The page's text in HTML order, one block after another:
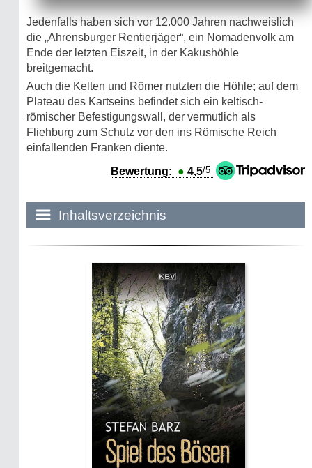
Jedenfalls haben sich vor 12.000 Jahren nachweislich
die „Ahrensburger Rentierjäger“, ein Nomadenvolk am
Ende der letzten Eiszeit, in der Kakushöhle
breitgemacht.
Auch die Kelten und Römer nutzten die Höhle; auf dem
Plateau des Kartseins befindet sich ein keltisch-
römischer Befestigungswall, der vermutlich als
Fliehburg zum Schutz vor den ins Römische Reich
einfallenden Franken diente.
Bewertung: ● 4,5/5
Inhaltsverzeichnis
Historie:
Die dunkle Seite
Mythen, Märchen & Legenden (2025)
Sightseeing:
Die Eifel entdecken
Eifelevents
Eifelkarte:
Drehorte & Tatorte